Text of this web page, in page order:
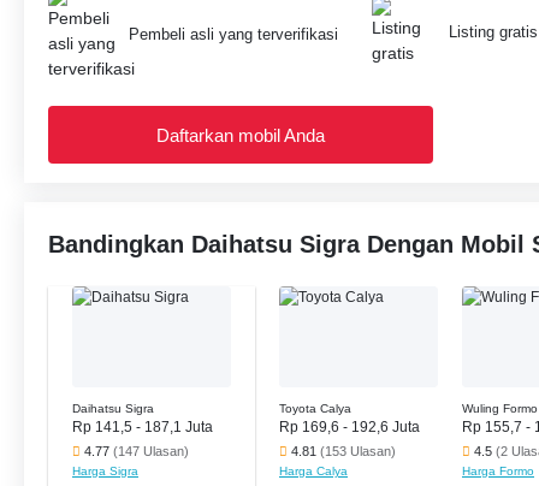
Pembeli asli yang terverifikasi Listing gratis
Daftarkan mobil Anda
Bandingkan Daihatsu Sigra Dengan Mobil
Daihatsu Sigra
Rp 141,5 - 187,1 Juta
4.77 (147 Ulasan)
Harga Sigra
Toyota Calya
Rp 169,6 - 192,6 Juta
4.81 (153 Ulasan)
Harga Calya
Wuling Formo
Rp 155,7 -
4.5 (2
Harga Formo